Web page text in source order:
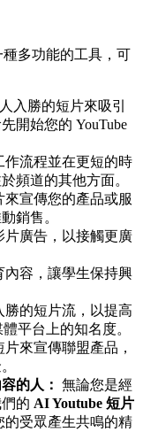
種多功能的工具，可
入勝的短片來吸引
開始您的 YouTube
作流程並在更短的時
頻道的其他方面。
宣傳您的產品或服
銷售。
片廣告，以接觸更廣
內容，讓學生保持興
的短片流，以提高
平台上的知名度。
來宣傳聯盟產品，
的人： 無論您是經
的 AI Youtube 短片
的受眾產生共鳴的精